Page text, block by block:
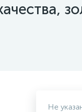
Не